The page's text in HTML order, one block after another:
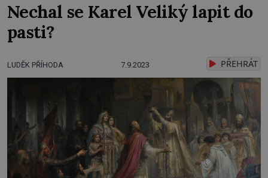
Nechal se Karel Veliký lapit do
pasti?
LUDĚK PŘÍHODA 7.9.2023 PŘEHRÁT